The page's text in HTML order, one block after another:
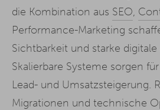
die Kombination aus SEO,
Performance-Marketing
Sichtbarkeit und starke
Skalierbare Systeme sorgen
Lead- und Umsatzsteigerung.
Migrationen und technische